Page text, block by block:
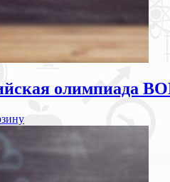
олимпиада